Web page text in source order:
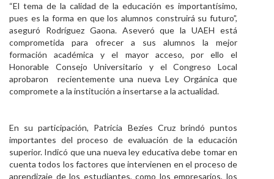
“El tema de la calidad de la educación es importantísimo,
pues es la forma en que los alumnos construirá su futuro”,
aseguró Rodríguez Gaona. Aseveró que la UAEH está
comprometida para ofrecer a sus alumnos la mejor
formación académica y el mayor acceso, por ello el
Honorable Consejo Universitario y el Congreso Local
aprobaron recientemente una nueva Ley Orgánica que
compromete a la institución a insertarse a la actualidad.
En su participación, Patricia Bezíes Cruz brindó puntos
importantes del proceso de evaluación de la educación
superior. Indicó que una nueva ley educativa debe tomar en
cuenta todos los factores que intervienen en el proceso de
aprendizaje de los estudiantes, como los empresarios, los